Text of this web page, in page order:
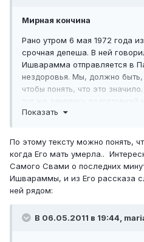
Мирная кончина
Рано утром 6 мая 1972 года
срочная депеша. В ней
Ишварамма отправляется в
нездоровья. Мы, должно
чтобы понять, что это
тут же занялись подготовкой
чтобы оказывать ей помощь.
уже знали, что случилось.
почестями тело было
На следующий день мы
только мы прибыли туда,
Увидев Его, г-жа Венкамма и
горевать, поскольку Его
Показать
По этому тексту можно понять,
когда Его мать умерла..
Самого Свами о последних
Ишвараммы, и из Его рассказа
ней рядом:
В 06.05.2011 в 19:44,